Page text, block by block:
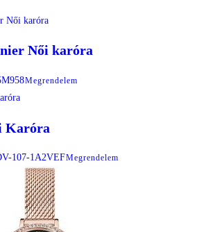
Női karóra
Megrendelem
Karóra
107-1A2VEFMegrendelem